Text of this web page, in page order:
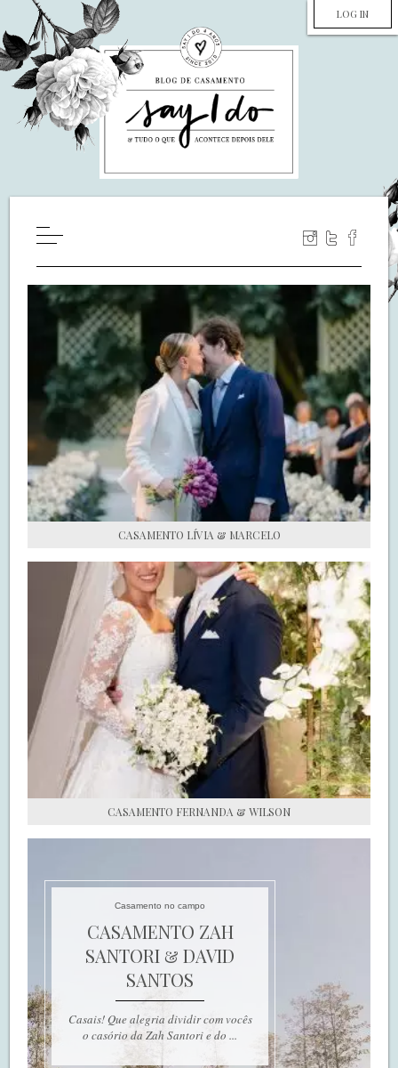
LOG IN
WILL YOU MARRY ME?
LUA DE MEL
COZINHA
DECORAÇÃO
DE NOIVA PRA NOIVA
S.O.S CASADAS
FALE COM O SAY I DO
CASAMENTO LÍVIA & MARCELO
CASAMENTO FERNANDA & WILSON
Casamento no campo
CASAMENTO ZAH
SANTORI & DAVID
SANTOS
Casais! Que alegria dividir com vocês
o casório da Zah Santori e do ...